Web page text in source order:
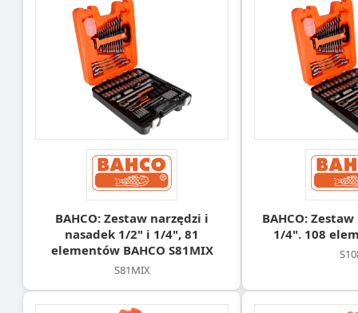
BAHCO: Zestaw narzędzi i
nasadek 1/2" i 1/4", 81
elementów BAHCO S81MIX
S81MIX
BAHCO:
1/4". 108